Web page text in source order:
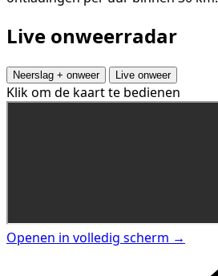
Live onweerradar
Neerslag + onweer Live onweer
Klik om de kaart te bedienen
Openen in volledig scherm →